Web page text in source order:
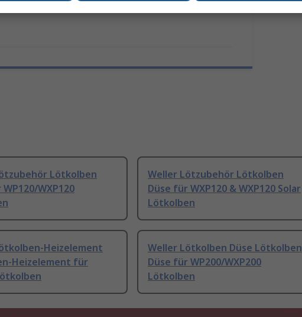
Lötkolben
WXP120
Weller Lötzubehör Lötkolben
Düse für WXP120 & WXP120 Solar
Lötkolben
Heizelement
Heizelement für
Weller Lötkolben Düse Lötkolben
Düse für WP200/WXP200
Lötkolben